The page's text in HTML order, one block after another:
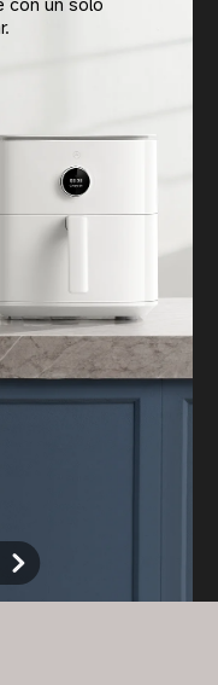
con el Asistente de
disponible en algunos
son marcas
sitio web oficial para